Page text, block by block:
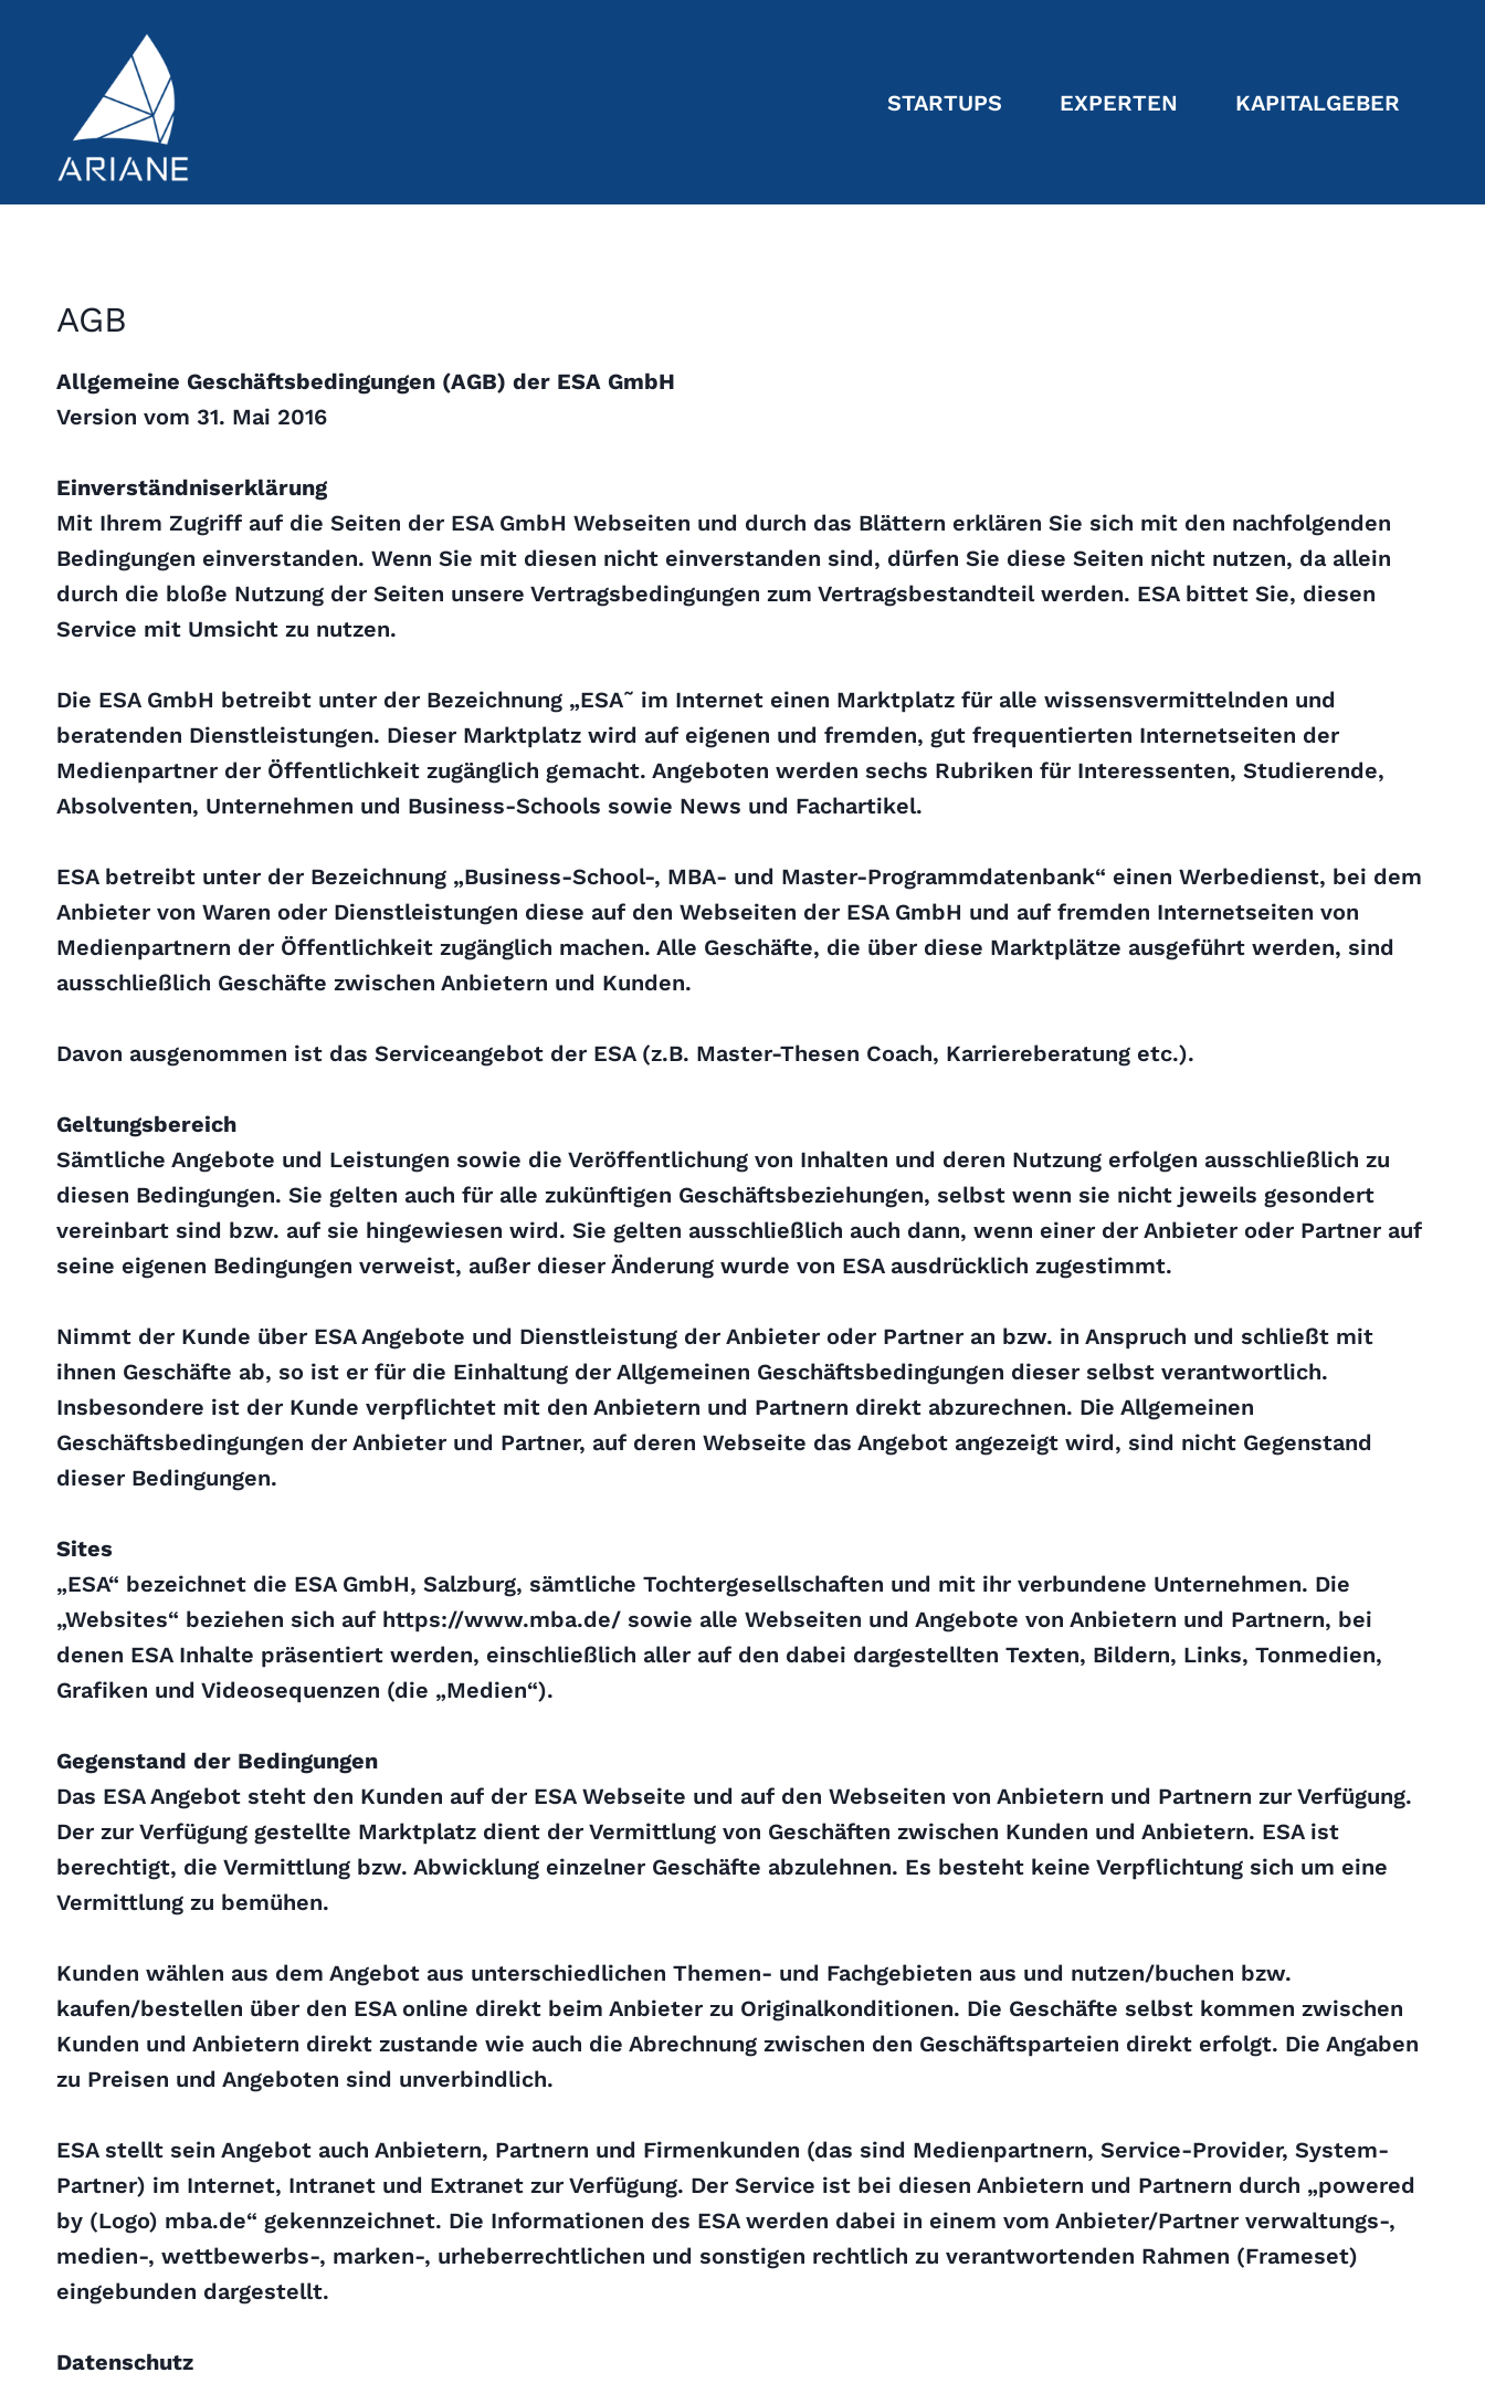
STARTUPS EXPERTEN KAPITALGEBER
AGB
Allgemeine Geschäftsbedingungen (AGB) der ESA GmbH
Version vom 31. Mai 2016
Einverständniserklärung
Mit Ihrem Zugriff auf die Seiten der ESA GmbH Webseiten und durch das Blättern erklären Sie sich mit den nachfolgenden
Bedingungen einverstanden. Wenn Sie mit diesen nicht einverstanden sind, dürfen Sie diese Seiten nicht nutzen, da allein
durch die bloße Nutzung der Seiten unsere Vertragsbedingungen zum Vertragsbestandteil werden. ESA bittet Sie, diesen
Service mit Umsicht zu nutzen.
Die ESA GmbH betreibt unter der Bezeichnung „ESA˜ im Internet einen Marktplatz für alle wissensvermittelnden und
beratenden Dienstleistungen. Dieser Marktplatz wird auf eigenen und fremden, gut frequentierten Internetseiten der
Medienpartner der Öffentlichkeit zugänglich gemacht. Angeboten werden sechs Rubriken für Interessenten, Studierende,
Absolventen, Unternehmen und Business-Schools sowie News und Fachartikel.
ESA betreibt unter der Bezeichnung „Business-School-, MBA- und Master-Programmdatenbank“ einen Werbedienst, bei dem
Anbieter von Waren oder Dienstleistungen diese auf den Webseiten der ESA GmbH und auf fremden Internetseiten von
Medienpartnern der Öffentlichkeit zugänglich machen. Alle Geschäfte, die über diese Marktplätze ausgeführt werden, sind
ausschließlich Geschäfte zwischen Anbietern und Kunden.
Davon ausgenommen ist das Serviceangebot der ESA (z.B. Master-Thesen Coach, Karriereberatung etc.).
Geltungsbereich
Sämtliche Angebote und Leistungen sowie die Veröffentlichung von Inhalten und deren Nutzung erfolgen ausschließlich zu
diesen Bedingungen. Sie gelten auch für alle zukünftigen Geschäftsbeziehungen, selbst wenn sie nicht jeweils gesondert
vereinbart sind bzw. auf sie hingewiesen wird. Sie gelten ausschließlich auch dann, wenn einer der Anbieter oder Partner auf
seine eigenen Bedingungen verweist, außer dieser Änderung wurde von ESA ausdrücklich zugestimmt.
Nimmt der Kunde über ESA Angebote und Dienstleistung der Anbieter oder Partner an bzw. in Anspruch und schließt mit
ihnen Geschäfte ab, so ist er für die Einhaltung der Allgemeinen Geschäftsbedingungen dieser selbst verantwortlich.
Insbesondere ist der Kunde verpflichtet mit den Anbietern und Partnern direkt abzurechnen. Die Allgemeinen
Geschäftsbedingungen der Anbieter und Partner, auf deren Webseite das Angebot angezeigt wird, sind nicht Gegenstand
dieser Bedingungen.
Sites
„ESA“ bezeichnet die ESA GmbH, Salzburg, sämtliche Tochtergesellschaften und mit ihr verbundene Unternehmen. Die
„Websites“ beziehen sich auf https://www.mba.de/ sowie alle Webseiten und Angebote von Anbietern und Partnern, bei
denen ESA Inhalte präsentiert werden, einschließlich aller auf den dabei dargestellten Texten, Bildern, Links, Tonmedien,
Grafiken und Videosequenzen (die „Medien“).
Gegenstand der Bedingungen
Das ESA Angebot steht den Kunden auf der ESA Webseite und auf den Webseiten von Anbietern und Partnern zur Verfügung.
Der zur Verfügung gestellte Marktplatz dient der Vermittlung von Geschäften zwischen Kunden und Anbietern. ESA ist
berechtigt, die Vermittlung bzw. Abwicklung einzelner Geschäfte abzulehnen. Es besteht keine Verpflichtung sich um eine
Vermittlung zu bemühen.
Kunden wählen aus dem Angebot aus unterschiedlichen Themen- und Fachgebieten aus und nutzen/buchen bzw.
kaufen/bestellen über den ESA online direkt beim Anbieter zu Originalkonditionen. Die Geschäfte selbst kommen zwischen
Kunden und Anbietern direkt zustande wie auch die Abrechnung zwischen den Geschäftsparteien direkt erfolgt. Die Angaben
zu Preisen und Angeboten sind unverbindlich.
ESA stellt sein Angebot auch Anbietern, Partnern und Firmenkunden (das sind Medienpartnern, Service-Provider, System-
Partner) im Internet, Intranet und Extranet zur Verfügung. Der Service ist bei diesen Anbietern und Partnern durch „powered
by (Logo) mba.de“ gekennzeichnet. Die Informationen des ESA werden dabei in einem vom Anbieter/Partner verwaltungs-,
medien-, wettbewerbs-, marken-, urheberrechtlichen und sonstigen rechtlich zu verantwortenden Rahmen (Frameset)
eingebunden dargestellt.
Datenschutz